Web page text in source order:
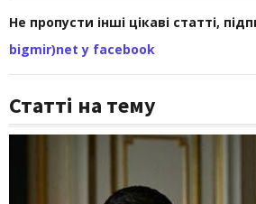
Не пропусти інші цікаві статті,
bigmir)net у facebook
Статті на тему